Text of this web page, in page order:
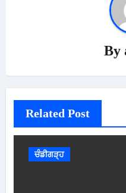
By
Related Post
ਚੰਡੀਗੜ੍ਹ